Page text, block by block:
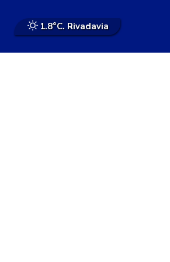
1.8°C. Rivadavia